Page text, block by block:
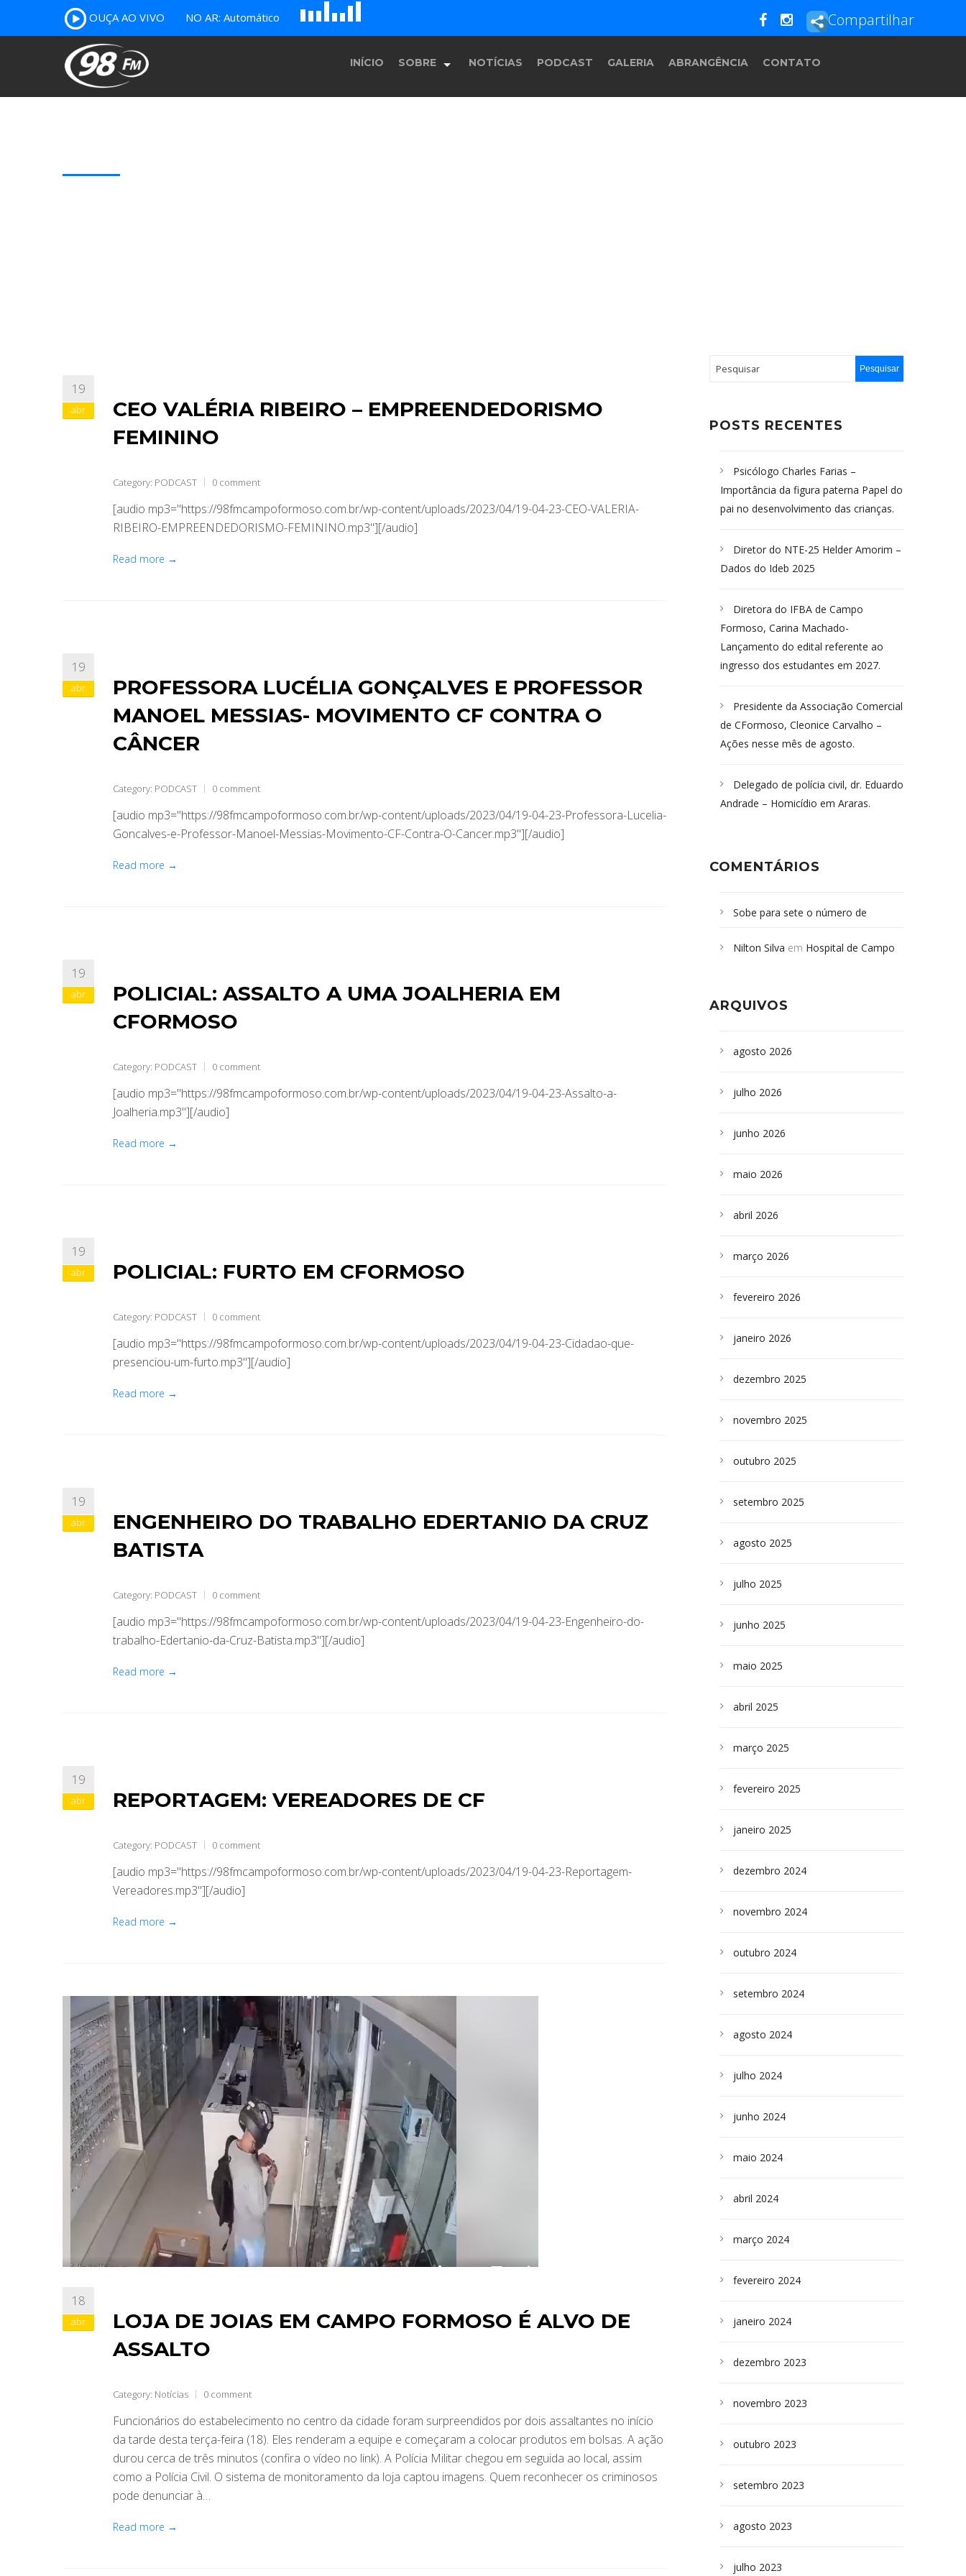
OUÇA AO VIVO NO AR: Automático A
B c
D
E F G
H
Compartilhar
INÍCIO SOBRE NOTÍCIAS PODCAST GALERIA ABRANGÊNCIA CONTATO
19
abr
CEO VALÉRIA RIBEIRO – EMPREENDEDORISMO
FEMININO
Category: PODCAST 0 comment
[audio mp3="https://98fmcampoformoso.com.br/wp-content/uploads/2023/04/19-04-23-CEO-VALERIA-
RIBEIRO-EMPREENDEDORISMO-FEMININO.mp3"][/audio]
Read more →
19
abr
PROFESSORA LUCÉLIA GONÇALVES E PROFESSOR
MANOEL MESSIAS- MOVIMENTO CF CONTRA O
CÂNCER
Category: PODCAST 0 comment
[audio mp3="https://98fmcampoformoso.com.br/wp-content/uploads/2023/04/19-04-23-Professora-Lucelia-
Goncalves-e-Professor-Manoel-Messias-Movimento-CF-Contra-O-Cancer.mp3"][/audio]
Read more →
19
abr
POLICIAL: ASSALTO A UMA JOALHERIA EM
CFORMOSO
Category: PODCAST 0 comment
[audio mp3="https://98fmcampoformoso.com.br/wp-content/uploads/2023/04/19-04-23-Assalto-a-
Joalheria.mp3"][/audio]
Read more →
19
abr POLICIAL: FURTO EM CFORMOSO
Category: PODCAST 0 comment
[audio mp3="https://98fmcampoformoso.com.br/wp-content/uploads/2023/04/19-04-23-Cidadao-que-
presenciou-um-furto.mp3"][/audio]
Read more →
19
abr
ENGENHEIRO DO TRABALHO EDERTANIO DA CRUZ
BATISTA
Category: PODCAST 0 comment
[audio mp3="https://98fmcampoformoso.com.br/wp-content/uploads/2023/04/19-04-23-Engenheiro-do-
trabalho-Edertanio-da-Cruz-Batista.mp3"][/audio]
Read more →
19
abr REPORTAGEM: VEREADORES DE CF
Category: PODCAST 0 comment
[audio mp3="https://98fmcampoformoso.com.br/wp-content/uploads/2023/04/19-04-23-Reportagem-
Vereadores.mp3"][/audio]
Read more →
18
abr
LOJA DE JOIAS EM CAMPO FORMOSO É ALVO DE
ASSALTO
Category: Notícias 0 comment
Funcionários do estabelecimento no centro da cidade foram surpreendidos por dois assaltantes no início
da tarde desta terça-feira (18). Eles renderam a equipe e começaram a colocar produtos em bolsas. A ação
durou cerca de três minutos (confira o vídeo no link). A Polícia Militar chegou em seguida ao local, assim
como a Polícia Civil. O sistema de monitoramento da loja captou imagens. Quem reconhecer os criminosos
pode denunciar à…
Read more →
POSTS RECENTES
Psicólogo Charles Farias –
Importância da figura paterna Papel do
pai no desenvolvimento das crianças.
Diretor do NTE-25 Helder Amorim –
Dados do Ideb 2025
Diretora do IFBA de Campo
Formoso, Carina Machado-
Lançamento do edital referente ao
ingresso dos estudantes em 2027.
Presidente da Associação Comercial
de CFormoso, Cleonice Carvalho –
Ações nesse mês de agosto.
Delegado de polícia civil, dr. Eduardo
Andrade – Homicídio em Araras.
COMENTÁRIOS
Sobe para sete o número de
desabamento em São Paulo - Revista
sepultados em SP
Nilton Silva em Hospital de Campo
ARQUIVOS
agosto 2026
julho 2026
junho 2026
maio 2026
abril 2026
março 2026
fevereiro 2026
janeiro 2026
dezembro 2025
novembro 2025
outubro 2025
setembro 2025
agosto 2025
julho 2025
junho 2025
maio 2025
abril 2025
março 2025
fevereiro 2025
janeiro 2025
dezembro 2024
novembro 2024
outubro 2024
setembro 2024
agosto 2024
julho 2024
junho 2024
maio 2024
abril 2024
março 2024
fevereiro 2024
janeiro 2024
dezembro 2023
novembro 2023
outubro 2023
setembro 2023
agosto 2023
julho 2023